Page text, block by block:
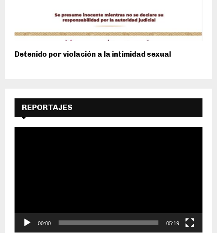
Detenido por violación a la intimidad sexual
REPORTAJES
t
00:00 05:19